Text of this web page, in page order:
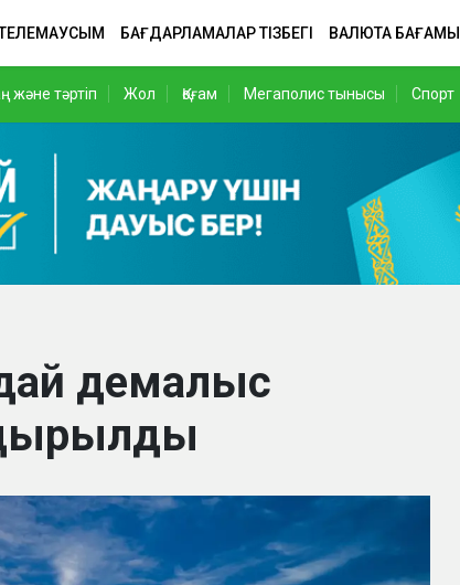
БАҒДАРЛАМАЛАР ТІЗБЕГІ ВАЛЮТА БАҒАМЫ
және тәртіп Жол Қоғам Мегаполис тынысы Спорт
демалыс